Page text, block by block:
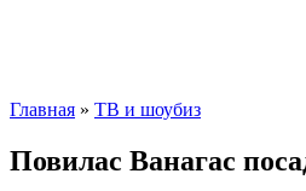
Главная » ТВ и шоубиз
Повилас Ванагас